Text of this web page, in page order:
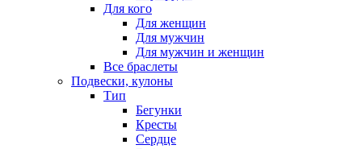
Для кого
Для женщин
Для мужчин
Для мужчин и женщин
Все браслеты
Подвески, кулоны
Тип
Бегунки
Кресты
Сердце